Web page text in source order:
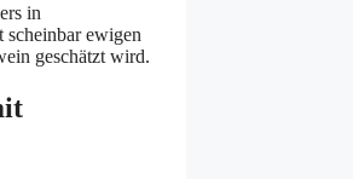
in
scheinbar ewigen
geschätzt wird.